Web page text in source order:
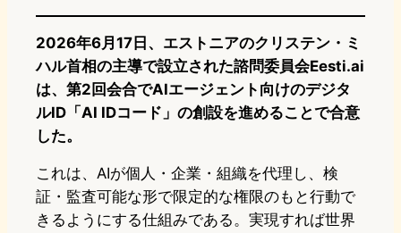
2026年6月17日、エストニアのクリステン・ミ
ハル首相の主導で設立された諮問委員会Eesti.ai
は、第2回会合でAIエージェント向けのデジタ
ルID「AI IDコード」の創設を進めることで合意
した。
これは、AIが個人・企業・組織を代理し、検
証・監査可能な形で限定的な権限のもと行動で
きるようにする仕組みである。実現すれば世界